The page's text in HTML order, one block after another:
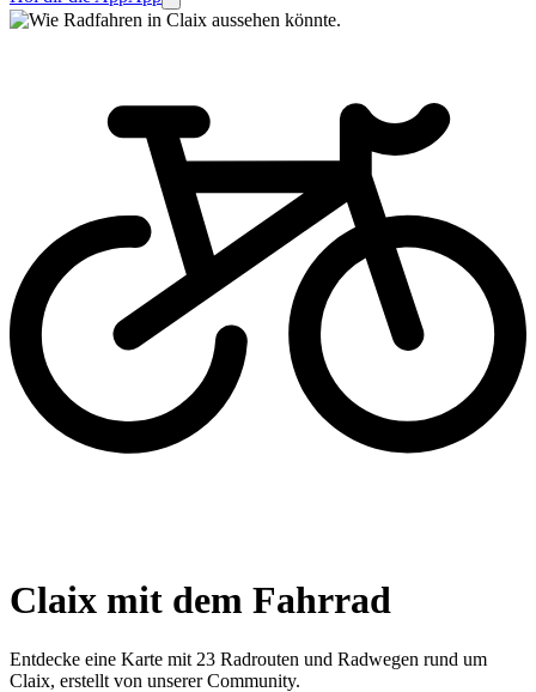
Claix mit dem Fahrrad
Entdecke eine Karte mit 23 Radrouten und Radwegen rund um
Claix, erstellt von unserer Community.